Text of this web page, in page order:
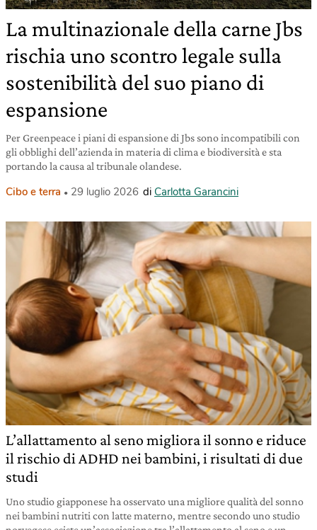
La multinazionale della carne Jbs
rischia uno scontro legale sulla
sostenibilità del suo piano di
espansione
Per Greenpeace i piani di espansione di Jbs sono incompatibili con
gli obblighi dell’azienda in materia di clima e biodiversità e sta
portando la causa al tribunale olandese.
Cibo e terra 29 luglio 2026 di Carlotta Garancini
L’allattamento al seno migliora il sonno e riduce
il rischio di ADHD nei bambini, i risultati di due
studi
Uno studio giapponese ha osservato una migliore qualità del sonno
nei bambini nutriti con latte materno, mentre secondo uno studio